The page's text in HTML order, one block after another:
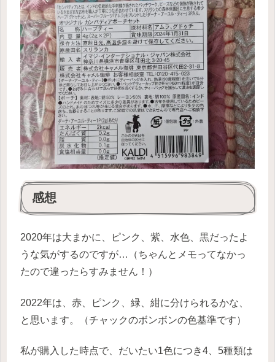
感想
2020年は大まかに、ピンク、紫、水色、黒だったよ
うな気がするのですが…（ちゃんとメモってなかっ
たので違ったらすみません！）
2022年は、赤、ピンク、緑、紺に分けられるかな、
と思います。（チャックのボンボンの色基準です）
私が購入した時点で、だいたい1色につき4、5種類は